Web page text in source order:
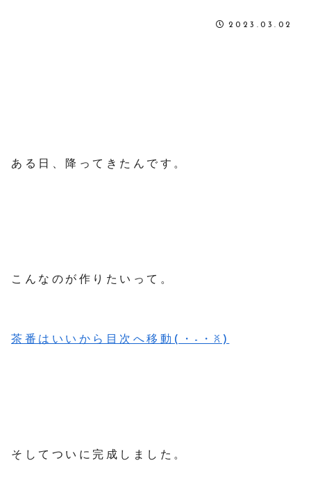
2023.03.02
ある日、降ってきたんです。
こんなのが作りたいって。
茶番はいいから目次へ移動(・-・ꐦ)
そしてついに完成しました。